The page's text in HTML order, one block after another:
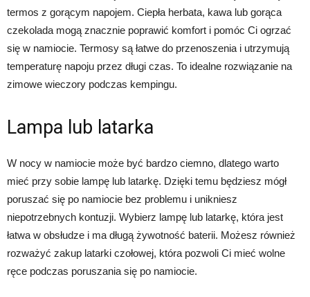
termos z gorącym napojem. Ciepła herbata, kawa lub gorąca
czekolada mogą znacznie poprawić komfort i pomóc Ci ogrzać
się w namiocie. Termosy są łatwe do przenoszenia i utrzymują
temperaturę napoju przez długi czas. To idealne rozwiązanie na
zimowe wieczory podczas kempingu.
Lampa lub latarka
W nocy w namiocie może być bardzo ciemno, dlatego warto
mieć przy sobie lampę lub latarkę. Dzięki temu będziesz mógł
poruszać się po namiocie bez problemu i unikniesz
niepotrzebnych kontuzji. Wybierz lampę lub latarkę, która jest
łatwa w obsłudze i ma długą żywotność baterii. Możesz również
rozważyć zakup latarki czołowej, która pozwoli Ci mieć wolne
ręce podczas poruszania się po namiocie.